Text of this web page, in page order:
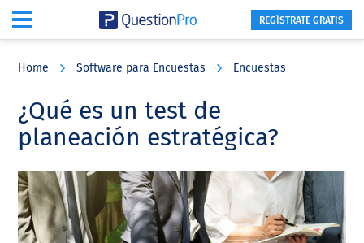
content
sidebar
REGÍSTRATE GRATIS
Home Software para Encuestas Encuestas
¿Qué es un test de
planeación estratégica?